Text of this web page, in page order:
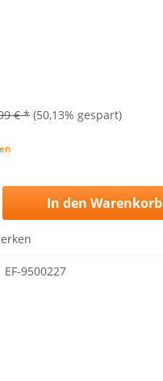
€ * (50,13% gespart)
In den Warenkorb
EF-9500227